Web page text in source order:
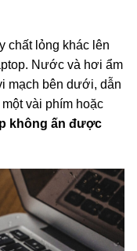
chất lỏng khác lên
Nước và hơi ẩm
mạch bên dưới, dẫn
một vài phím hoặc
không ấn được